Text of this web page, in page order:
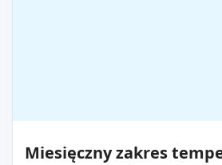
Miesięczny zakres